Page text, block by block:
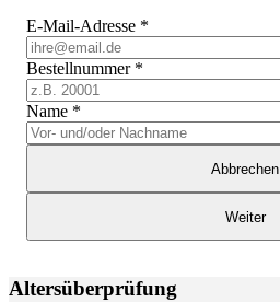
E-Mail-Adresse *
Bestellnummer *
Name *
Abbrechen
Weiter
Altersüberprüfung